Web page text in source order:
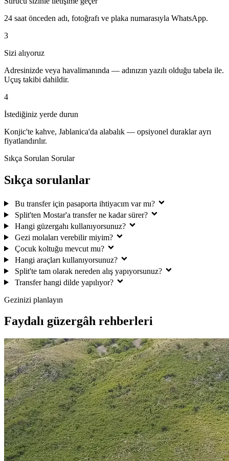
24 saat önceden adı, fotoğrafı ve plaka numarasıyla WhatsApp.
3
Sizi alıyoruz
Adresinizde veya havalimanında — adınızın yazılı olduğu tabela ile.
Uçuş takibi dahildir.
4
İstediğiniz yerde durun
Konjic'te kahve, Jablanica'da alabalık — opsiyonel duraklar ayrı
fiyatlandırılır.
Sıkça Sorulan Sorular
Sıkça sorulanlar
Bu transfer için pasaporta ihtiyacım var mı?
Split'ten Mostar'a transfer ne kadar sürer?
Hangi güzergahı kullanıyorsunuz?
Gezi molaları verebilir miyim?
Çocuk koltuğu mevcut mu?
Hangi araçları kullanıyorsunuz?
Split'te tam olarak nereden alış yapıyorsunuz?
Transfer hangi dilde yapılıyor?
Gezinizi planlayın
Faydalı güzergâh rehberleri